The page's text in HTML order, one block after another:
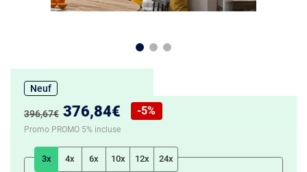
Neuf
Ancien prix :
396,67€ Nouveau prix :
376,84€
Réduction de :
-5%
Promo PROMO 5% incluse
3x 4x 6x 10x 12x 24x